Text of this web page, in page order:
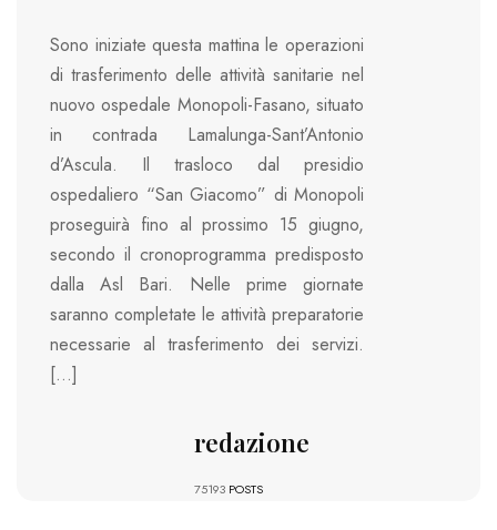
Sono iniziate questa mattina le operazioni
di trasferimento delle attività sanitarie nel
nuovo ospedale Monopoli-Fasano, situato
in contrada Lamalunga-Sant’Antonio
d’Ascula. Il trasloco dal presidio
ospedaliero “San Giacomo” di Monopoli
proseguirà fino al prossimo 15 giugno,
secondo il cronoprogramma predisposto
dalla Asl Bari. Nelle prime giornate
saranno completate le attività preparatorie
necessarie al trasferimento dei servizi.
[…]
redazione
75193 POSTS